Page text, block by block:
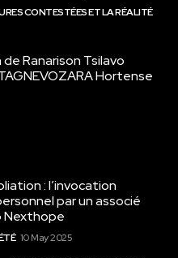
CONTESTÉES ET LA RÉALITÉ
Ranarison Tsilavo
Hortense
: l’invocation
par un associé
Nexthope
10 May 2025